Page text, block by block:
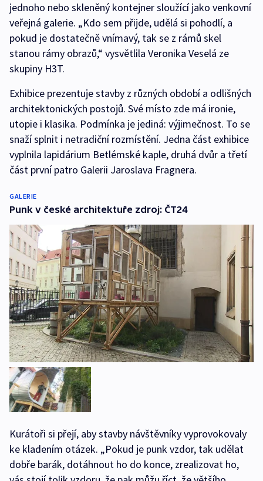
jednoho nebo skleněný kontejner sloužící jako venkovní
veřejná galerie. „Kdo sem přijde, udělá si pohodlí, a
pokud je dostatečně vnímavý, tak se z rámů skel
stanou rámy obrazů,“ vysvětlila Veronika Veselá ze
skupiny H3T.
Exhibice prezentuje stavby z různých období a odlišných
architektonických postojů. Své místo zde má ironie,
utopie i klasika. Podmínka je jediná: výjimečnost. To se
snaží splnit i netradiční rozmístění. Jedna část exhibice
vyplnila lapidárium Betlémské kaple, druhá dvůr a třetí
část první patro Galerii Jaroslava Fragnera.
GALERIE
Punk v české architektuře zdroj: ČT24
Kurátoři si přejí, aby stavby návštěvníky vyprovokovaly
ke kladením otázek. „Pokud je punk vzdor, tak udělat
dobře barák, dotáhnout ho do konce, zrealizovat ho,